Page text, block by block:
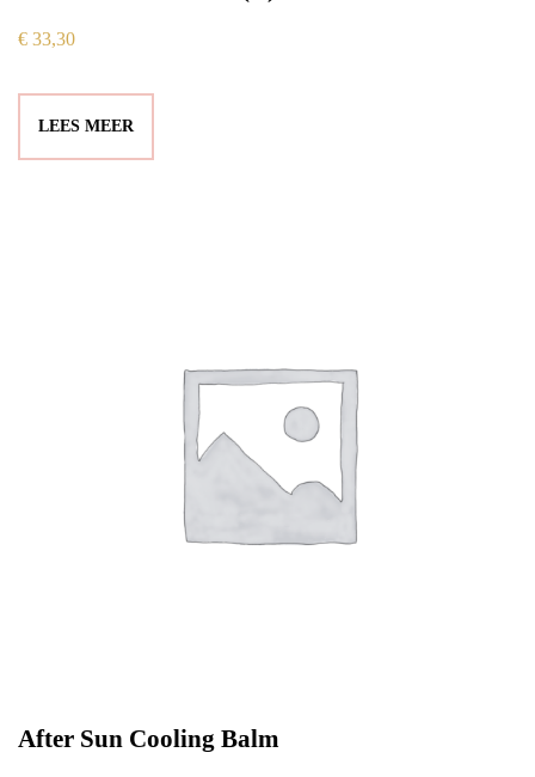
€ 33,30
LEES MEER
After Sun Cooling Balm